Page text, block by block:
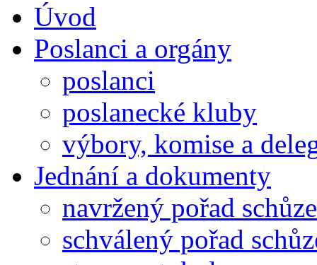
Úvod
Poslanci a orgány
poslanci
poslanecké kluby
výbory, komise a
Jednání a dokumenty
navržený pořad schůze
schválený pořad